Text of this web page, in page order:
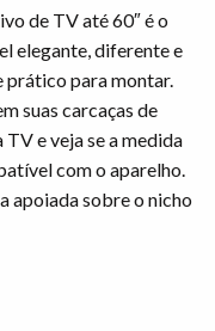
de TV até 60″ é o
elegante, diferente e
prático para montar.
suas carcaças de
e veja se a medida
com o aparelho.
apoiada sobre o nicho